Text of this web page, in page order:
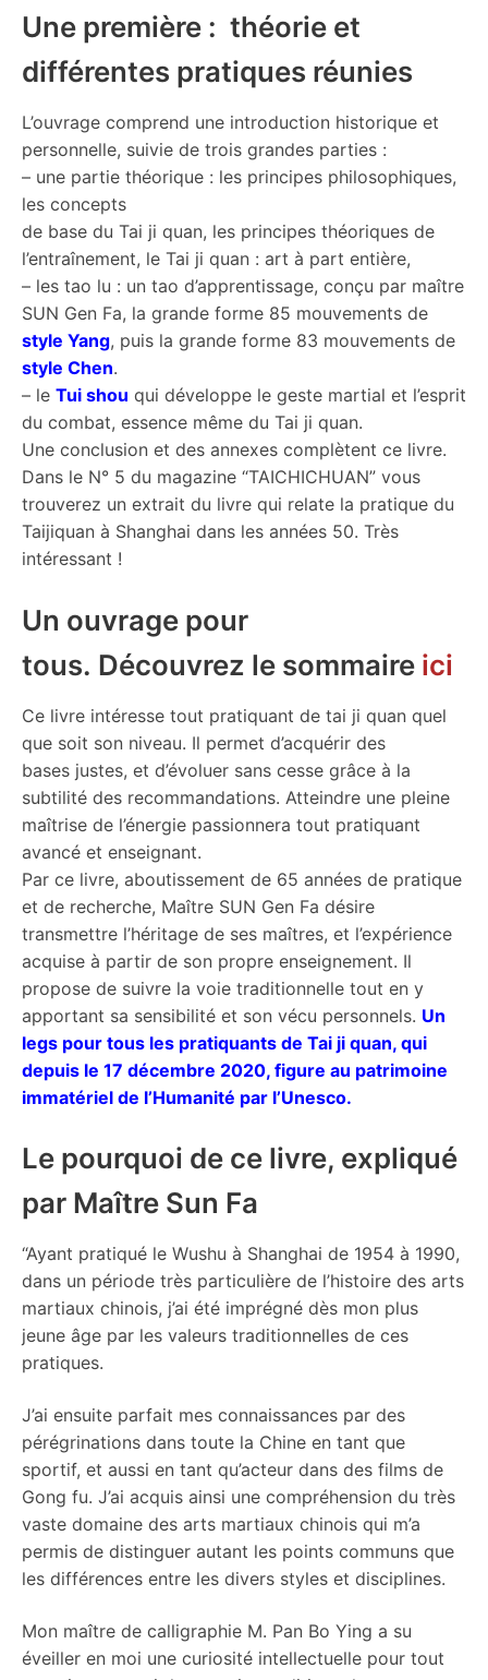
Une première : théorie et
différentes pratiques réunies
L’ouvrage comprend une introduction historique et
personnelle, suivie de trois grandes parties :
– une partie théorique : les principes philosophiques,
les concepts
de base du Tai ji quan, les principes théoriques de
l’entraînement, le Tai ji quan : art à part entière,
– les tao lu : un tao d’apprentissage, conçu par maître
SUN Gen Fa, la grande forme 85 mouvements de
style Yang, puis la grande forme 83 mouvements de
style Chen.
– le Tui shou qui développe le geste martial et l’esprit
du combat, essence même du Tai ji quan.
Une conclusion et des annexes complètent ce livre.
Dans le N° 5 du magazine “TAICHICHUAN” vous
trouverez un extrait du livre qui relate la pratique du
Taijiquan à Shanghai dans les années 50. Très
intéressant !
Un ouvrage pour
tous. Découvrez le sommaire ici
Ce livre intéresse tout pratiquant de tai ji quan quel
que soit son niveau. Il permet d’acquérir des
bases justes, et d’évoluer sans cesse grâce à la
subtilité des recommandations. Atteindre une pleine
maîtrise de l’énergie passionnera tout pratiquant
avancé et enseignant.
Par ce livre, aboutissement de 65 années de pratique
et de recherche, Maître SUN Gen Fa désire
transmettre l’héritage de ses maîtres, et l’expérience
acquise à partir de son propre enseignement. Il
propose de suivre la voie traditionnelle tout en y
apportant sa sensibilité et son vécu personnels. Un
legs pour tous les pratiquants de Tai ji quan, qui
depuis le 17 décembre 2020, figure au patrimoine
immatériel de l’Humanité par l’Unesco.
Le pourquoi de ce livre, expliqué
par Maître Sun Fa
“Ayant pratiqué le Wushu à Shanghai de 1954 à 1990,
dans un période très particulière de l’histoire des arts
martiaux chinois, j’ai été imprégné dès mon plus
jeune âge par les valeurs traditionnelles de ces
pratiques.
J’ai ensuite parfait mes connaissances par des
pérégrinations dans toute la Chine en tant que
sportif, et aussi en tant qu’acteur dans des films de
Gong fu. J’ai acquis ainsi une compréhension du très
vaste domaine des arts martiaux chinois qui m’a
permis de distinguer autant les points communs que
les différences entre les divers styles et disciplines.
Mon maître de calligraphie M. Pan Bo Ying a su
éveiller en moi une curiosité intellectuelle pour tout